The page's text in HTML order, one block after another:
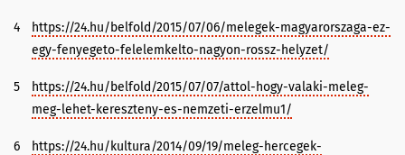
4
https://24.hu/belfold/2015/07/06/melegek-magyarorszaga-ez-
egy-fenyegeto-felelemkelto-nagyon-rossz-helyzet/
5
https://24.hu/belfold/2015/07/07/attol-hogy-valaki-meleg-
meg-lehet-kereszteny-es-nemzeti-erzelmu1/
6
https://24.hu/kultura/2014/09/19/meleg-hercegek-